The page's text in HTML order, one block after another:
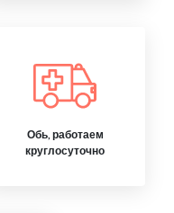
Обь, работаем
круглосуточно